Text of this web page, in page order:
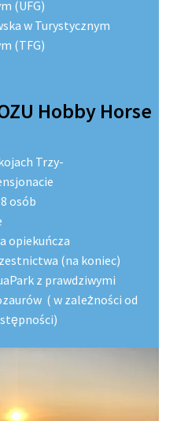
(UFG)
w Turystycznym
(TFG)
Hobby Horse
Trzy-
osób
opiekuńcza
(na koniec)
z prawdziwymi
( w zależności od